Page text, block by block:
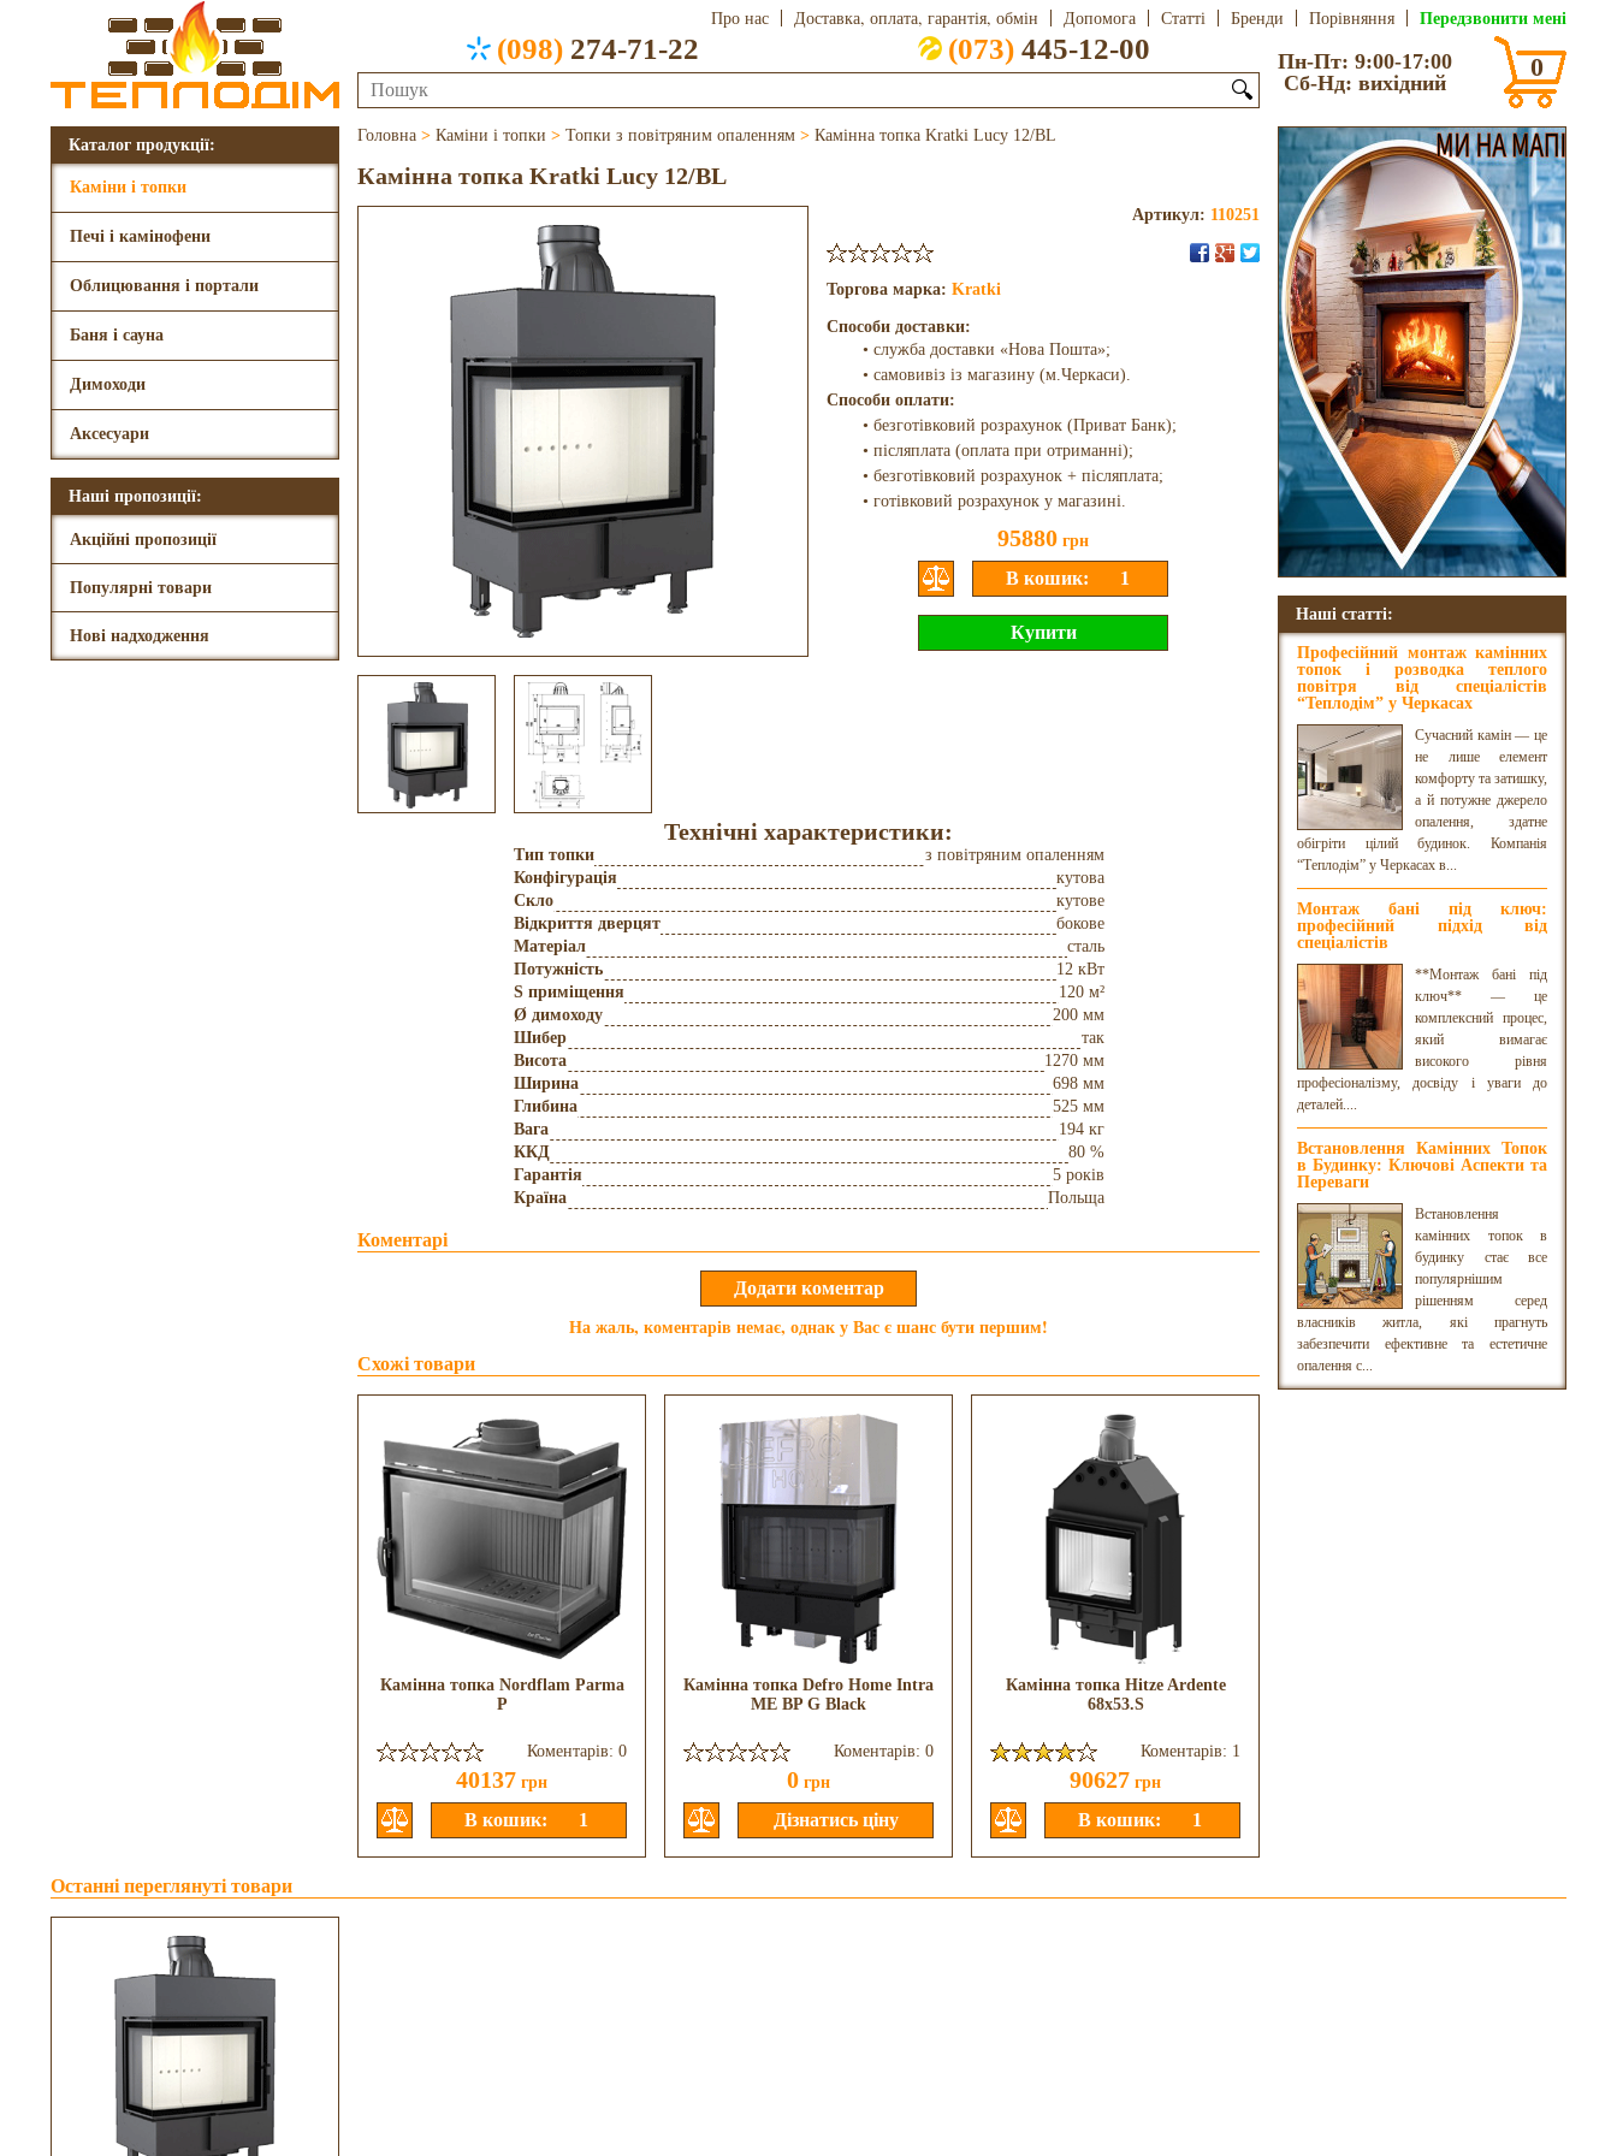
Про нас Доставка, оплата, гарантія, обмін Допомога Статті Бренди Порівняння Передзвонити мені
(098) 274-71-22 (073) 445-12-00
🔍
Пн-Пт: 9:00-17:00
Сб-Нд: вихідний
0
Каталог продукції:
Каміни і топки
Печі і камінофени
Облицювання і портали
Баня і сауна
Димоходи
Аксесуари
Наші пропозиції:
Акційні пропозиції
Популярні товари
Нові надходження
Наші статті:
Професійний монтаж камінних
топок і розводка теплого
повітря від спеціалістів
“Теплодім” у Черкасах
Сучасний камін — це
не лише елемент
комфорту та затишку,
а й потужне джерело
опалення, здатне
обігріти цілий будинок. Компанія
“Теплодім” у Черкасах в...
Монтаж бані під ключ:
професійний підхід від
спеціалістів
**Монтаж бані під
ключ** — це
комплексний процес,
який вимагає
високого рівня
професіоналізму, досвіду і уваги до
деталей....
Встановлення Камінних Топок
в Будинку: Ключові Аспекти та
Переваги
Встановлення
камінних топок в
будинку стає все
популярнішим
рішенням серед
власників житла, які прагнуть
забезпечити ефективне та естетичне
опалення с...
Головна > Каміни і топки > Топки з повітряним опаленням > Камінна топка Kratki Lucy 12/BL
Камінна топка Kratki Lucy 12/BL
Артикул: 110251
Торгова марка: Kratki
Способи доставки:
• служба доставки «Нова Пошта»;
• самовивіз із магазину (м.Черкаси).
Способи оплати:
• безготівковий розрахунок (Приват Банк);
• післяплата (оплата при отриманні);
• безготівковий розрахунок + післяплата;
• готівковий розрахунок у магазині.
95880 грн
Технічні характеристики:
Тип топки
з повітряним опаленням
Конфігурація
кутова
Скло
кутове
Відкриття дверцят
бокове
Матеріал
сталь
Потужність
12 кВт
S приміщення
120 м²
Ø димоходу
200 мм
Шибер
так
Висота
1270 мм
Ширина
698 мм
Глибина
525 мм
Вага
194 кг
ККД
80 %
Гарантія
5 років
Країна
Польща
Коментарі
На жаль, коментарів немає, однак у Вас є шанс бути першим!
Схожі товари
Камінна топка Nordflam Parma
P
Коментарів: 0
40137 грн
Камінна топка Defro Home Intra
ME BP G Black
Коментарів: 0
0 грн
Камінна топка Hitze Ardente
68x53.S
Коментарів: 1
90627 грн
Останні переглянуті товари